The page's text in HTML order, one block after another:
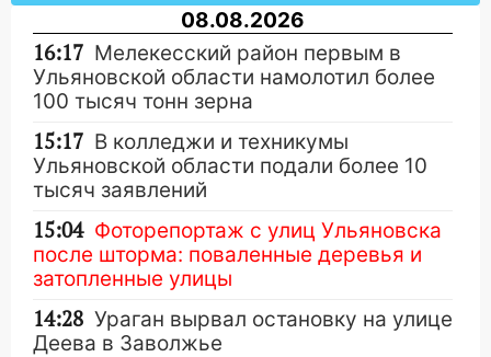
08.08.2026
16:17 Мелекесский район первым в
Ульяновской области намолотил более
100 тысяч тонн зерна
15:17 В колледжи и техникумы
Ульяновской области подали более 10
тысяч заявлений
15:04 Фоторепортаж с улиц Ульяновска
после шторма: поваленные деревья и
затопленные улицы
14:28 Ураган вырвал остановку на улице
Деева в Заволжье